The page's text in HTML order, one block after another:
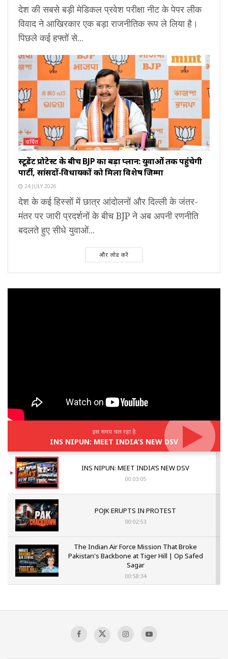
देश की सबसे बड़ी मेडिकल प्रवेश परीक्षा नीट के पेपर लीक
विवाद ने आखिरकार एक बड़ा राजनीतिक रूप ले लिया है।
पिछले कई हफ्तों से...
चर्चित
स्टूडेंट प्रोटेस्ट के बीच BJP का बड़ा प्लान: युवाओं तक पहुंचेगी
पार्टी, सांसदों-विधायकों को मिला विशेष जिम्मा
24 JULY 2026
देश के कई हिस्सों में छात्र आंदोलनों और दिल्ली के जंतर-
मंतर पर जारी प्रदर्शनों के बीच BJP ने अब अपनी रणनीति
बदलते हुए सीधे युवाओं...
और लोड करें
इस समय चल रहा है
INS NIPUN: MEET INDIA’S NEW DSV
INS NIPUN: MEET INDIA’S NEW DSV
00:03:05
POJK ERUPTS IN PROTEST
00:02:53
The Indian Air Force Mission That Broke
Pakistan's Backbone at Tiger Hill | Op Safed
Sagar
00:58:34